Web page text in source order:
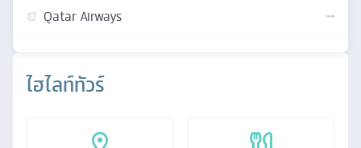
ไฮไลท์ทัวร์
Qatar Airways